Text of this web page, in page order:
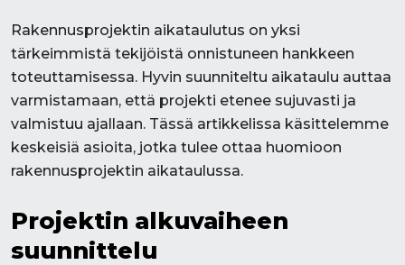
Rakennusprojektin aikataulutus on yksi
tärkeimmistä tekijöistä onnistuneen hankkeen
toteuttamisessa. Hyvin suunniteltu aikataulu auttaa
varmistamaan, että projekti etenee sujuvasti ja
valmistuu ajallaan. Tässä artikkelissa käsittelemme
keskeisiä asioita, jotka tulee ottaa huomioon
rakennusprojektin aikataulussa.
Projektin alkuvaiheen
suunnittelu